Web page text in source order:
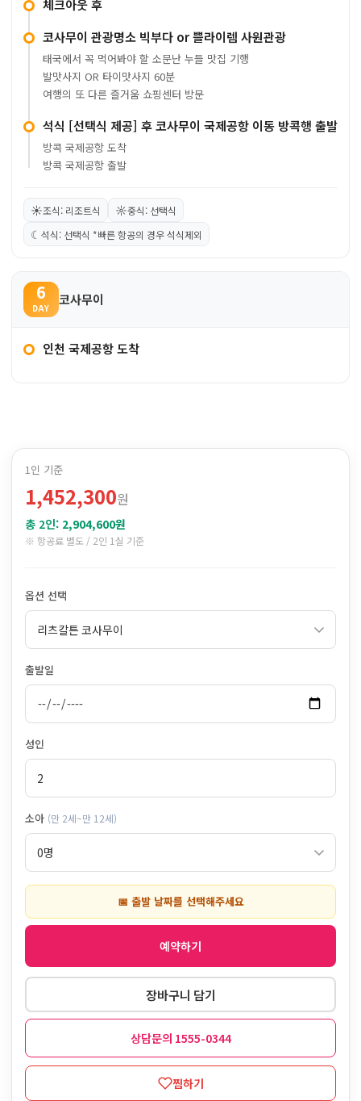
체크아웃 후
코사무이 관광명소 빅부다 or 쁠라이렘 사원관광
태국에서 꼭 먹어봐야 할 소문난 누들 맛집 기행
발맛사지 OR 타이맛사지 60분
여행의 또 다른 즐거움 쇼핑센터 방문
석식 [선택식 제공] 후 코사무이 국제공항 이동 방콕행 출발
방콕 국제공항 도착
방콕 국제공항 출발
☀조식: 리조트식 ☼중식: 선택식
☾ 석식: 선택식 *빠른 항공의 경우 석식제외
6
DAY
코사무이
인천 국제공항 도착
1인 기준
1,452,300원
총 2인: 2,904,600원
※ 항공료 별도 / 2인 1실 기준
옵션 선택
출발일
성인
소아 (만 2세~만 12세)
📅 출발 날짜를 선택해주세요
예약하기
장바구니 담기
상담문의 1555-0344
찜하기